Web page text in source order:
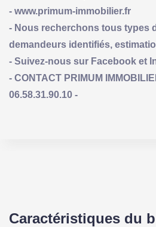
- www.primum-immobilier.fr
- Nous recherchons tous types
demandeurs identifiés,
- Suivez-nous sur Facebook et
- CONTACT PRIMUM
06.58.31.90.10 -
Caractéristiques du